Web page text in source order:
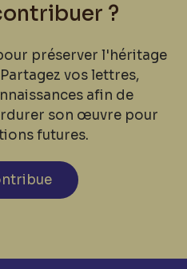
?
préserver l'héritage
vos lettres,
afin de
son œuvre pour
futures.